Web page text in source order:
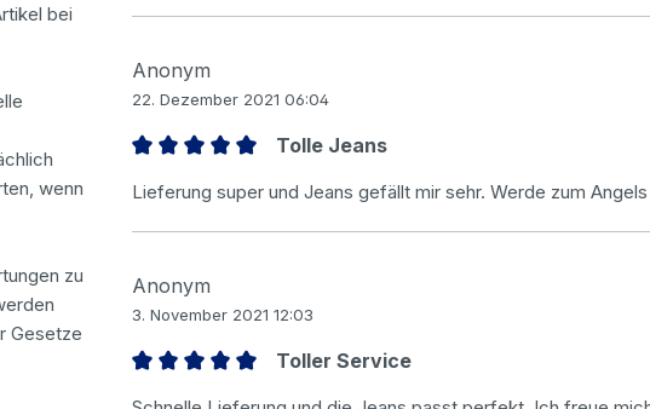
bei
wenn
zu
Gesetze
Anonym
22. Dezember 2021 06:04
Tolle Jeans
Lieferung super und Jeans gefällt mir sehr. Werde zum Angels
Anonym
3. November 2021 12:03
Toller Service